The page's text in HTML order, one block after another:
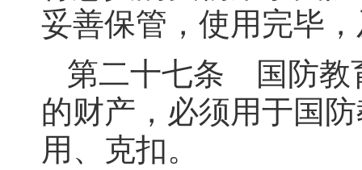
妥善保管，使用完毕
第二十七条 国防教
的财产，必须用于国
用、克扣。